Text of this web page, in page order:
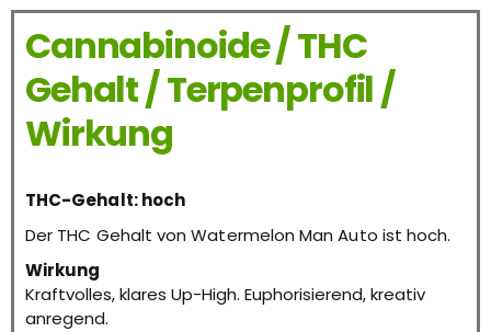
Cannabinoide / THC
Gehalt / Terpenprofil /
Wirkung
THC-Gehalt: hoch
Der THC Gehalt von Watermelon Man Auto ist hoch.
Wirkung
Kraftvolles, klares Up-High. Euphorisierend, kreativ
anregend.